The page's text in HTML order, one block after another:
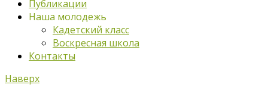
Публикации
Наша молодежь
Кадетский класс
Воскресная школа
Контакты
Наверх